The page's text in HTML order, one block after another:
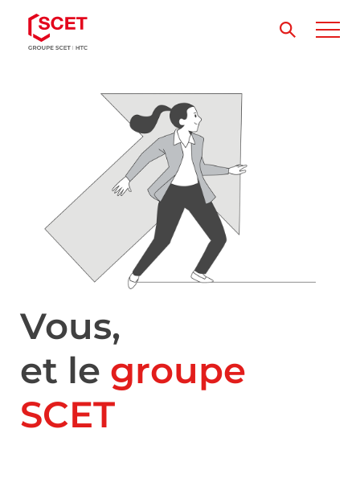
Vous,
et le groupe
SCET